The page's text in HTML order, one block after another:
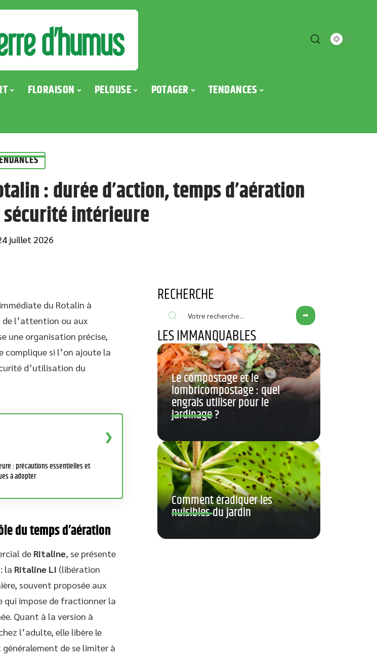
FLORAISON PELOUSE POTAGER TENDANCES
: durée d’action, temps d’aération
intérieure
juillet 2026
du Rotalin à
de l’attention ou aux
une organisation précise,
complique si l’on ajoute la
d’utilisation du
: précautions essentielles et
à adopter
du temps d’aération
de Ritaline, se présente
la Ritaline LI (libération
souvent proposée aux
impose de fractionner la
Quant à la version à
l’adulte, elle libère le
de se limiter à
RECHERCHE
LES IMMANQUABLES
Le compostage et le
lombricompostage : quel
engrais utiliser pour le
jardinage ?
Comment éradiquer les
nuisibles du jardin